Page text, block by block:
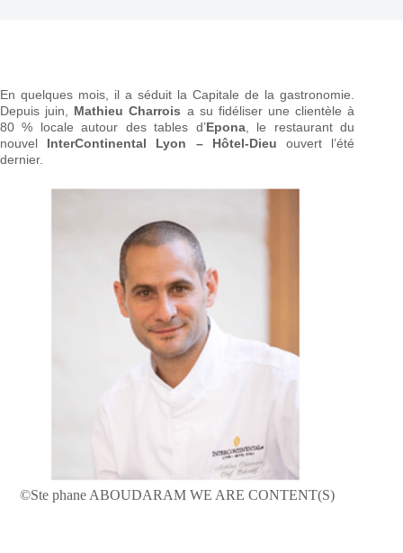
En quelques mois, il a séduit la Capitale de la gastronomie.
Depuis juin, Mathieu Charrois a su fidéliser une clientèle à
80 % locale autour des tables d’Epona, le restaurant du
nouvel InterContinental Lyon – Hôtel-Dieu ouvert l’été
dernier.
©Ste phane ABOUDARAM WE ARE CONTENT(S)